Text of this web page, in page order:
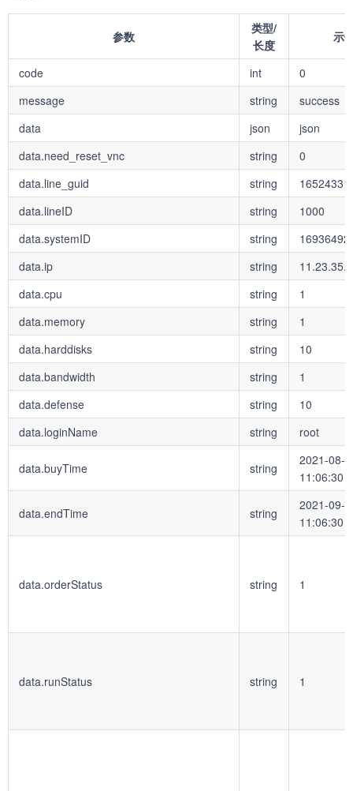
参数
类型/
长度
示
code int
0
message
string
success
data
json
json
data.need_reset_vnc
string
0
data.line_guid
string
data.lineID
string
1000
data.systemID
string
data.ip
string
11.23.35.3
data.cpu
string
1
data.memory
string
1
data.harddisks
string
10
data.bandwidth
string
1
data.defense
string
10
data.loginName
string root
data.buyTime string
2021-08-
11:06:30
data.endTime string
2021-09-
11:06:30
data.orderStatus string 1
data.runStatus string 1